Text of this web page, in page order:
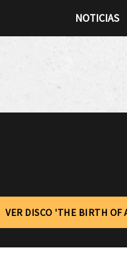
NOTICIAS
VER DISCO 'THE BIRTH OF